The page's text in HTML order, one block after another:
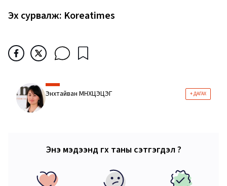
Эх сурвалж: Koreatimes
Энхтайван МӨНХЦЭЦЭГ + ДАГАХ
Энэ мэдээнд өгөх таны сэтгэгдэл ?